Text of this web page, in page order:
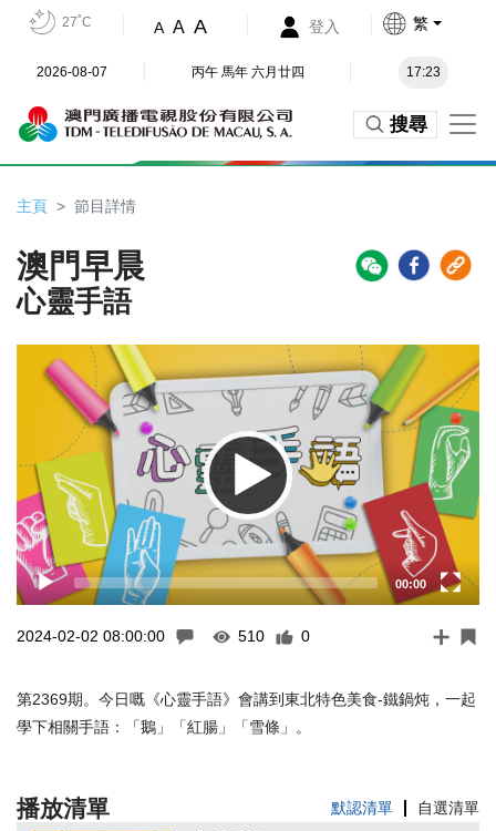
27˚C A A A 登入 繁
2026-08-07 丙午 馬年 六月廿四 17:23
搜尋
主頁 節目詳情
澳門早晨
心靈手語
Video
Player
00:00
2024-02-02 08:00:00 510 0
第2369期。今日嘅《心靈手語》會講到東北特色美食-鐵鍋炖，一起
學下相關手語：「鵝」「紅腸」「雪條」。
播放清單 默認清單 自選清單